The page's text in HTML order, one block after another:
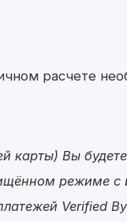
расчете
карты) Вы
режиме с
Verified